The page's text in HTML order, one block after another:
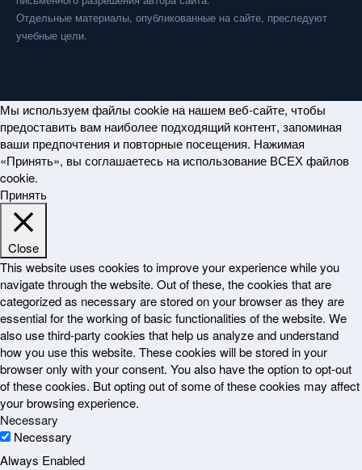
Отдельные материалы, опубликованные на сайте, преследуют
учебные цели.
Мы используем файлы cookie на нашем веб-сайте, чтобы
предоставить вам наиболее подходящий контент, запоминая
ваши предпочтения и повторные посещения. Нажимая
«Принять», вы соглашаетесь на использование ВСЕХ файлов
cookie.
Принять
Close
This website uses cookies to improve your experience while you
navigate through the website. Out of these, the cookies that are
categorized as necessary are stored on your browser as they are
essential for the working of basic functionalities of the website. We
also use third-party cookies that help us analyze and understand
how you use this website. These cookies will be stored in your
browser only with your consent. You also have the option to opt-out
of these cookies. But opting out of some of these cookies may affect
your browsing experience.
Necessary
Necessary
Always Enabled